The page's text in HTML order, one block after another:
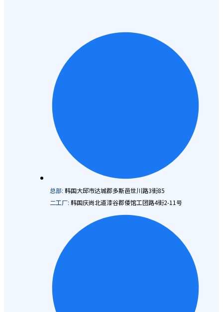
总部: 韩国大邱市达城郡多斯邑世川路3街85
二工厂: 韩国庆尚北道漆谷郡倭馆工团路4街2-11号